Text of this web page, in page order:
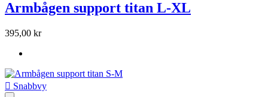
Armbågen support titan L-XL
395,00 kr
 Snabbvy